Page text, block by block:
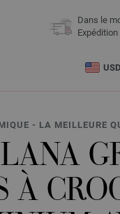
Dans le
Expédition
USD
- LA MEILLEURE
À